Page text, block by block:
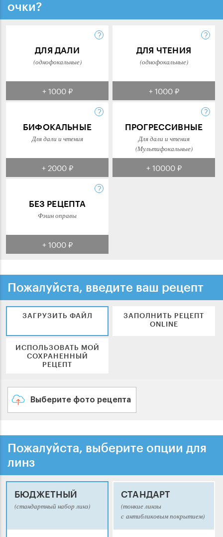
очки?
ДЛЯ ДАЛИ
(однофокальные)
+ 1000 ₽
ДЛЯ ЧТЕНИЯ
(однофокальные)
+ 1000 ₽
БИФОКАЛЬНЫЕ
Для дали и чтения
+ 2000 ₽
ПРОГРЕССИВНЫЕ
Для дали и чтения
(Мультифокальные)
+ 10000 ₽
БЕЗ РЕЦЕПТА
Фэшн оправы
+ 1000 ₽
Пожалуйста, введите ваш рецепт
ЗАГРУЗИТЬ ФАЙЛ
ЗАПОЛНИТЬ РЕЦЕПТ
ONLINE
ИСПОЛЬЗОВАТЬ МОЙ
СОХРАНЕННЫЙ
РЕЦЕПТ
Выберите фото рецепта
Пожалуйста, выберите опции для
линз
БЮДЖЕТНЫЙ
(стандартный набор линз)
СТАНДАРТ
(тонкие линзы
с антибликовым покрытием)